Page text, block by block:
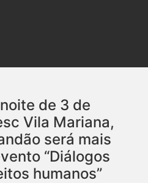
de 3 de
Vila Mariana,
será mais
“Diálogos
humanos”